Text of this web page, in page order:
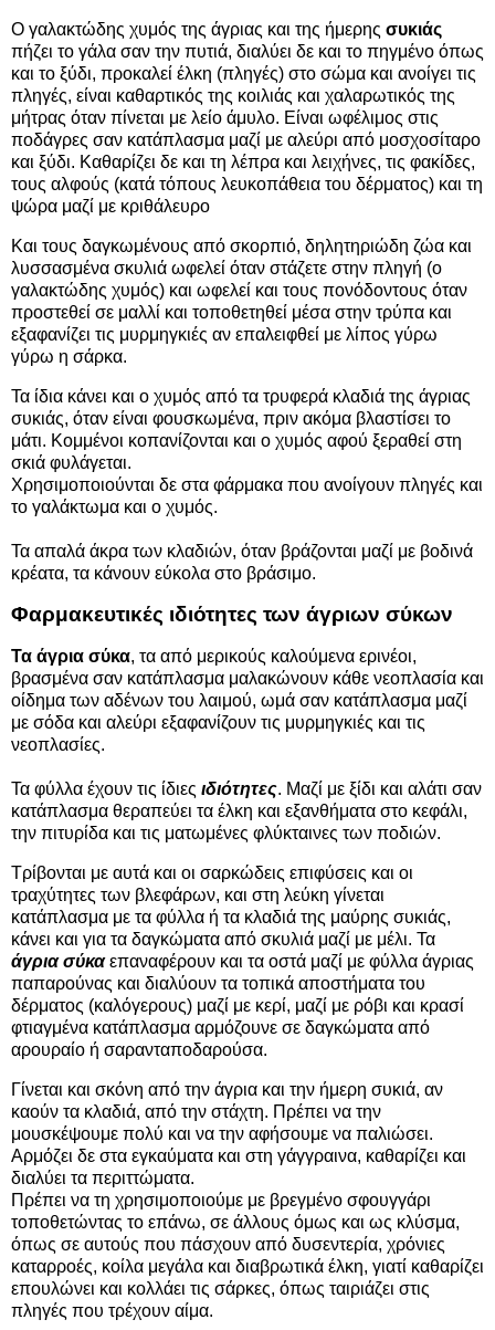
Ο γαλακτώδης χυμός της άγριας και της ήμερης συκιάς
πήζει το γάλα σαν την πυτιά, διαλύει δε και το πηγμένο όπως
και το ξύδι, προκαλεί έλκη (πληγές) στο σώμα και ανοίγει τις
πληγές, είναι καθαρτικός της κοιλιάς και χαλαρωτικός της
μήτρας όταν πίνεται με λείο άμυλο. Είναι ωφέλιμος στις
ποδάγρες σαν κατάπλασμα μαζί με αλεύρι από μοσχοσίταρο
και ξύδι. Καθαρίζει δε και τη λέπρα και λειχήνες, τις φακίδες,
τους αλφούς (κατά τόπους λευκοπάθεια του δέρματος) και τη
ψώρα μαζί με κριθάλευρο
Και τους δαγκωμένους από σκορπιό, δηλητηριώδη ζώα και
λυσσασμένα σκυλιά ωφελεί όταν στάζετε στην πληγή (ο
γαλακτώδης χυμός) και ωφελεί και τους πονόδοντους όταν
προστεθεί σε μαλλί και τοποθετηθεί μέσα στην τρύπα και
εξαφανίζει τις μυρμηγκιές αν επαλειφθεί με λίπος γύρω
γύρω η σάρκα.
Τα ίδια κάνει και ο χυμός από τα τρυφερά κλαδιά της άγριας
συκιάς, όταν είναι φουσκωμένα, πριν ακόμα βλαστίσει το
μάτι. Κομμένοι κοπανίζονται και ο χυμός αφού ξεραθεί στη
σκιά φυλάγεται.
Χρησιμοποιούνται δε στα φάρμακα που ανοίγουν πληγές και
το γαλάκτωμα και ο χυμός.
Τα απαλά άκρα των κλαδιών, όταν βράζονται μαζί με βοδινά
κρέατα, τα κάνουν εύκολα στο βράσιμο.
Φαρμακευτικές ιδιότητες των άγριων σύκων
Τα άγρια σύκα, τα από μερικούς καλούμενα ερινέοι,
βρασμένα σαν κατάπλασμα μαλακώνουν κάθε νεοπλασία και
οίδημα των αδένων του λαιμού, ωμά σαν κατάπλασμα μαζί
με σόδα και αλεύρι εξαφανίζουν τις μυρμηγκιές και τις
νεοπλασίες.
Τα φύλλα έχουν τις ίδιες ιδιότητες. Μαζί με ξίδι και αλάτι σαν
κατάπλασμα θεραπεύει τα έλκη και εξανθήματα στο κεφάλι,
την πιτυρίδα και τις ματωμένες φλύκταινες των ποδιών.
Τρίβονται με αυτά και οι σαρκώδεις επιφύσεις και οι
τραχύτητες των βλεφάρων, και στη λεύκη γίνεται
κατάπλασμα με τα φύλλα ή τα κλαδιά της μαύρης συκιάς,
κάνει και για τα δαγκώματα από σκυλιά μαζί με μέλι. Τα
άγρια σύκαεπαναφέρουν και τα οστά μαζί με φύλλα άγριας
παπαρούνας και διαλύουν τα τοπικά αποστήματα του
δέρματος (καλόγερους) μαζί με κερί, μαζί με ρόβι και κρασί
φτιαγμένα κατάπλασμα αρμόζουνε σε δαγκώματα από
αρουραίο ή σαρανταποδαρούσα.
Γίνεται και σκόνη από την άγρια και την ήμερη συκιά, αν
καούν τα κλαδιά, από την στάχτη. Πρέπει να την
μουσκέψουμε πολύ και να την αφήσουμε να παλιώσει.
Αρμόζει δε στα εγκαύματα και στη γάγγραινα, καθαρίζει και
διαλύει τα περιττώματα.
Πρέπει να τη χρησιμοποιούμε με βρεγμένο σφουγγάρι
τοποθετώντας το επάνω, σε άλλους όμως και ως κλύσμα,
όπως σε αυτούς που πάσχουν από δυσεντερία, χρόνιες
καταρροές, κοίλα μεγάλα και διαβρωτικά έλκη, γιατί καθαρίζει
επουλώνει και κολλάει τις σάρκες, όπως ταιριάζει στις
πληγές που τρέχουν αίμα.